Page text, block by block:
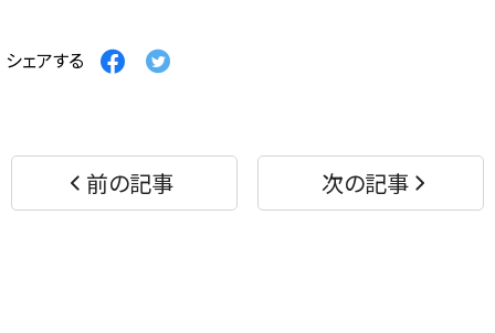
シェアする Facebook
す
る
Twitter
す
る
前の記事 次の記事